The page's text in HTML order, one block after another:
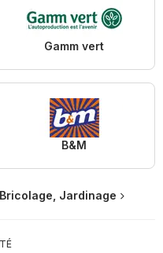
Gamm vert
B&M
Jardinage